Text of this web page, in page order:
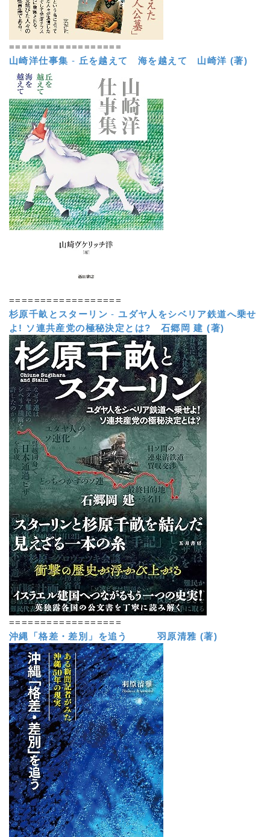
==================
山崎洋仕事集 - 丘を越えて 海を越えて 山崎洋 (著)
==================
杉原千畝とスターリン -ユダヤ人をシベリア鉄道へ乗せ
よ! ソ連共産党の極秘決定とは?
石郷岡 建 (著)
==================
沖縄「格差・差別」を追う 羽原清雅 (著)